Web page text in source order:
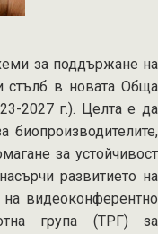
за поддържане на
стълб в новата Обща
2027 г.). Целта е да
биопроизводителите,
за устойчивост
развитието на
видеоконферентно
група (ТРГ) за